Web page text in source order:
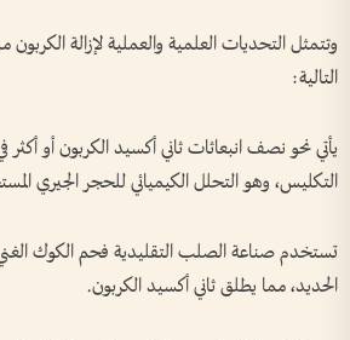
وتتمثل التحديات العلمية والعملية لإزالة
التالية:
يأتي نحو نصف انبعاثات ثاني أكسيد الكربون أو
التكليس، وهو التحلل الكيميائي للحجر الجيري
تستخدم صناعة الصلب التقليدية فحم الكوك
الحديد، مما يطلق ثاني أكسيد الكربون.